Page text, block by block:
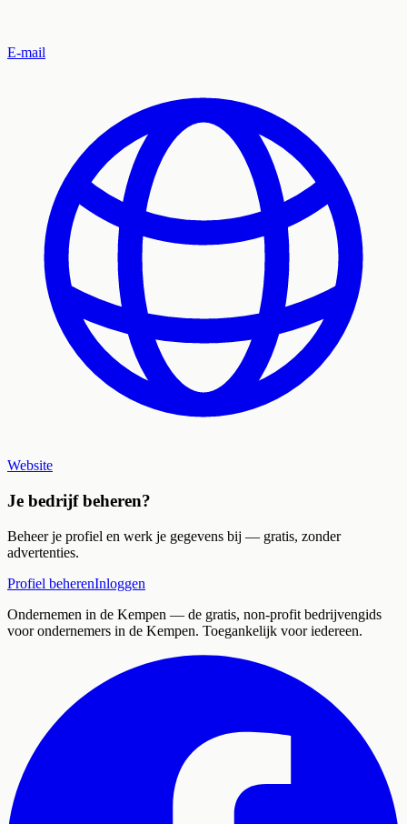
E-mail
Website
Je bedrijf beheren?
Beheer je profiel en werk je gegevens bij — gratis, zonder
advertenties.
Profiel beherenInloggen
Ondernemen in de Kempen — de gratis, non-profit bedrijvengids
voor ondernemers in de Kempen. Toegankelijk voor iedereen.